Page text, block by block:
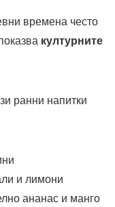
времена често
културните
ранни напитки
и лимони
ананас и манго